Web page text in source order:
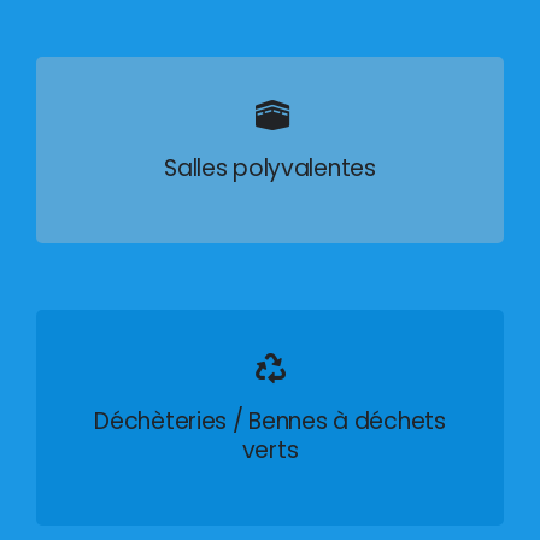
Salles polyvalentes
Déchèteries / Bennes à déchets
verts